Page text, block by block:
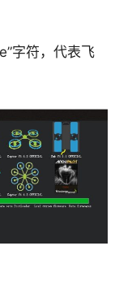
字符，代表飞